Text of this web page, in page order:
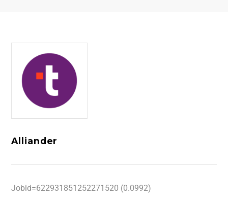
Alliander
Jobid=622931851252271520 (0.0992)